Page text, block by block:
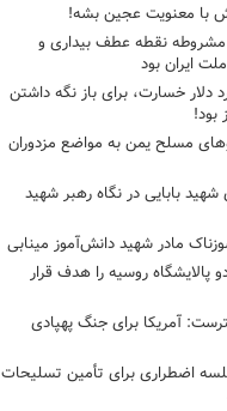
با معنویت عجین بشه!
مشروطه نقطه عطف بیداری و
ایران بود
دلار خسارت، برای باز نگه داشتن
بود!
مسلح یمن به مواضع مزدوران
بابایی در نگاه رهبر شهید
مادر شهید دانش‌آموز مینابی
پالایشگاه روسیه را هدف قرار
آمریکا برای جنگ پهپادی
اضطراری برای تأمین تسلیحات